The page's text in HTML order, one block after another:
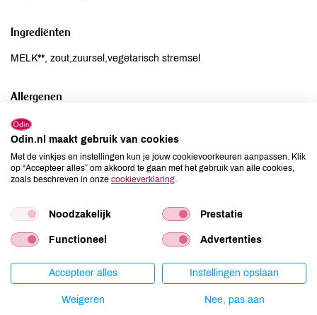
Ingrediënten
MELK**, zout,zuursel,vegetarisch stremsel
Allergenen
Aardnoten
Ei
kan bevatten
Gluten
kan bevatten
Lactose
aanwezig
Mosterd
kan bevatten
Noten
kan bevatten
kan bevatten
Odin.nl maakt gebruik van cookies
Met de vinkjes en instellingen kun je jouw cookievoorkeuren aanpassen. Klik
op “Accepteer alles” om akkoord te gaan met het gebruik van alle cookies,
zoals beschreven in onze cookieverklaring.
Noodzakelijk Prestatie
Functioneel Advertenties
Accepteer alles Instellingen opslaan
Weigeren Nee, pas aan